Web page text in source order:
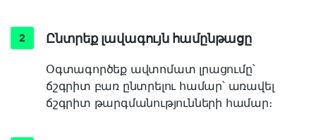
Ընտրեք լավագույն համընթացը
Օգտագործեք ավտոմատ լրացումը՝
ճշգրիտ բառ ընտրելու համար՝ առավել
ճշգրիտ թարգմանությունների համար։